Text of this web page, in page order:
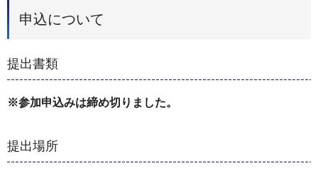
申込について
提出書類
※参加申込みは締め切りました。
提出場所